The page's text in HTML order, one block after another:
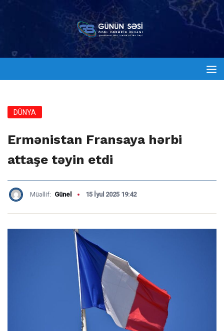
DÜNYA
Ermənistan Fransaya hərbi
attaşe təyin etdi
Müəllif: Günel 15 İyul 2025 19:42